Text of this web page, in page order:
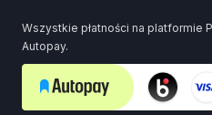
Wszystkie płatności na platformie
Autopay.